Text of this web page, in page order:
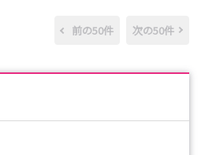
前の50件 次の50件